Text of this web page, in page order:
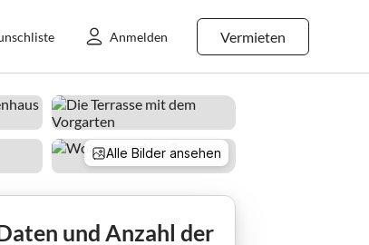
Vermieten
Anmelden
Alle Bilder ansehen
und Anzahl der